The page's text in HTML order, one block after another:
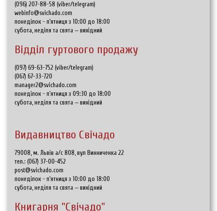
(096) 207-88-58 (viber/telegram)
webinfo@svichado.com
понеділок - п'ятниця з 10:00 до 18:00
субота, неділя та свята — вихідний
Відділ гуртового продажу
(097) 69-63-752 (viber/telegram)
(067) 67-33-720
manager2@svichado.com
понеділок - п'ятниця з 09:30 до 18:00
субота, неділя та свята — вихідний
Видавництво Свічадо
79008, м. Львів а/с 808, вул Винниченка 22
тел.: (067) 37-00-452
post@svichado.com
понеділок - п'ятниця з 10:00 до 18:00
субота, неділя та свята — вихідний
Книгарня "Свічадо"